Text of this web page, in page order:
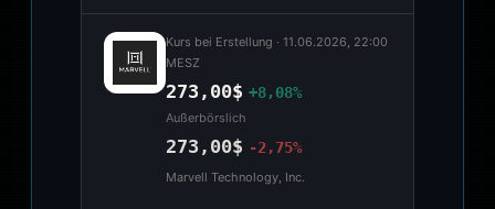
Kurs bei Erstellung · 11.06.2026, 22:00
MESZ
273,00$ +8,08%
Außerbörslich
273,00$ -2,75%
Marvell Technology, Inc.